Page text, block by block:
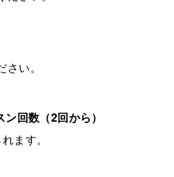
い。
回数（2回から）
ます。